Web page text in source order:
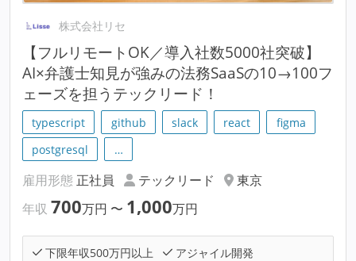
株式会社リセ
【フルリモートOK／導入社数5000社突破】
AI×弁護士知見が強みの法務SaaSの10→100フ
ェーズを担うテックリード！
typescript github slack react
figma
postgresql
…
雇用形態 正社員 テックリード
東京
年収 700万円 〜 1,000万円
下限年収500万円以上
アジャイル開発